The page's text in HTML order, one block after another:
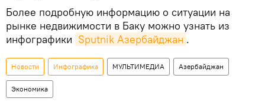
Более подробную информацию о ситуации на
рынке недвижимости в Баку можно узнать из
инфографики Sputnik Азербайджан .
Новости Инфографика МУЛЬТИМЕДИА Азербайджан
Экономика